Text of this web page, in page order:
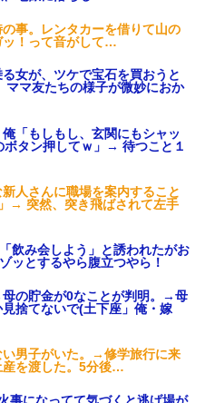
事。レンタカーを借りて山の
ッ！って音がして…
女が、ツケで宝石を買おうと
マ友たちの様子が微妙におか
「もしもし、玄関にもシャッ
ボタン押してｗ」→ 待つこと１
人さんに職場を案内すること
→ 突然、突き飛ばされて左手
飲み会しよう」と誘われたがお
ッとするやら腹立つやら！
の貯金が0なことが判明。→母
見捨てないで(土下座」俺・嫁
男子がいた。→修学旅行に来
産を渡した。5分後…
事になってて気づくと逃げ場が